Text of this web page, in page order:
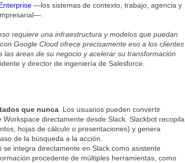
—los sistemas de contexto, trabajo, agencia y
requiere una infraestructura y modelos que puedan
Google Cloud ofrece precisamente eso a los clientes
áreas de su negocio y acelerar su transformación
y director de ingeniería de Salesforce.
que nunca. Los usuarios pueden convertir
directamente desde Slack. Slackbot recopila
hojas de cálculo o presentaciones) y genera
de la búsqueda a la acción.
se integra directamente en Slack como asistente
procedente de múltiples herramientas, como